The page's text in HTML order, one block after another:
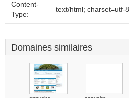
Content-
Type:
text/html; charset=utf-8
Domaines similaires